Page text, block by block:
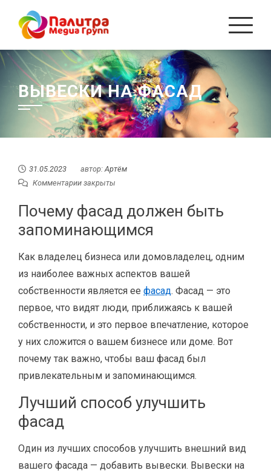
Перейти
содержанию
ВЫВЕСКИ НА ФАСАД
31.05.2023 автор:Артём
Комментарии закрыты
Почему фасад должен быть
запоминающимся
Как владелец бизнеса или домовладелец, одним
из наиболее важных аспектов вашей
собственности является ее фасад. Фасад — это
первое, что видят люди, приближаясь к вашей
собственности, и это первое впечатление, которое
у них сложится о вашем бизнесе или доме. Вот
почему так важно, чтобы ваш фасад был
привлекательным и запоминающимся.
Лучший способ улучшить
фасад
Один из лучших способов улучшить внешний вид
вашего фасада — добавить вывески. Вывески на